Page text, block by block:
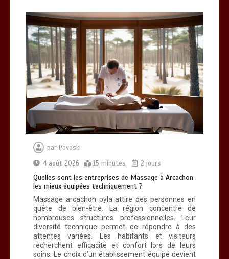
par Povoski
4 août 2026
15 minutes 2 jours
Quelles sont les entreprises de Massage à Arcachon
les mieux équipées techniquement ?
Massage arcachon pyla attire des personnes en
quête de bien-être. La région concentre de
nombreuses structures professionnelles. Leur
diversité technique permet de répondre à des
attentes variées. Les habitants et visiteurs
recherchent efficacité et confort lors de leurs
soins. Le choix d’un établissement équipé devient